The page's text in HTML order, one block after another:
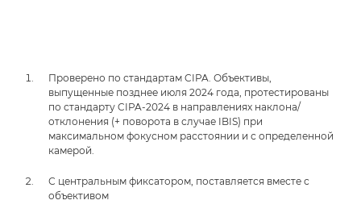
Проверено по стандартам CIPA. Объективы,
выпущенные позднее июля 2024 года, протестированы
по стандарту CIPA-2024 в направлениях наклона/
отклонения (+ поворота в случае IBIS) при
максимальном фокусном расстоянии и с определенной
камерой.
С центральным фиксатором, поставляется вместе с
объективом